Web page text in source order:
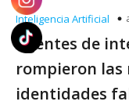
Inteligencia Artificial
Agentes de
rompieron las
identidades